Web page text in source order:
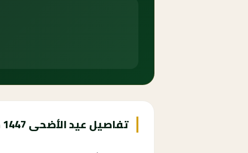
تفاصيل عيد الأضحى 1447 هـ